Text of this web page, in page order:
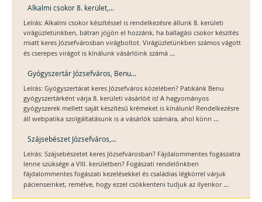
Alkalmi csokor 8. kerület,...
Leírás: Alkalmi csokor készítéssel is rendelkezésre állunk 8. kerületi
virágüzletünkben, bátran jöjjön el hozzánk, ha ballagási csokor készítés
miatt keres Józsefvárosban virágboltot. Virágüzletünkben számos vágott
és cserepes virágot is kínálunk vásárlóink számá ...
Gyógyszertár Józsefváros, Benu...
Leírás: Gyógyszertárat keres Józsefváros közelében? Patikánk Benu
gyógyszertárként várja 8. kerületi vásárlóit is! A hagyományos
gyógyszerek mellett saját készítésű krémeket is kínálunk! Rendelkezésre
áll webpatika szolgáltatásunk is a vásárlók számára, ahol könn ...
Szájsebészet Józsefváros,...
Leírás: Szájsebészetet keres Józsefvárosban? Fájdalommentes fogászatra
lenne szüksége a VIII. kerületben? Fogászati rendelőnkben
fájdalommentes fogászati kezelésekkel és családias légkörrel várjuk
pácienseinket, remélve, hogy ezzel csökkenteni tudjuk az ilyenkor ...